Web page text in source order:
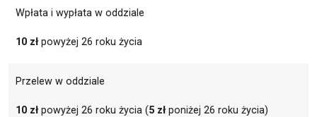
Wpłata i wypłata w oddziale
10 złpowyżej 26 roku życia
Przelew w oddziale
10 złpowyżej 26 roku życia (5 złponiżej 26 roku życia)